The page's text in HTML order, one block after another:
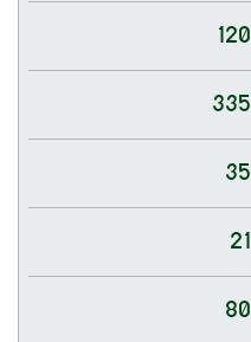
120
335
35
21
80